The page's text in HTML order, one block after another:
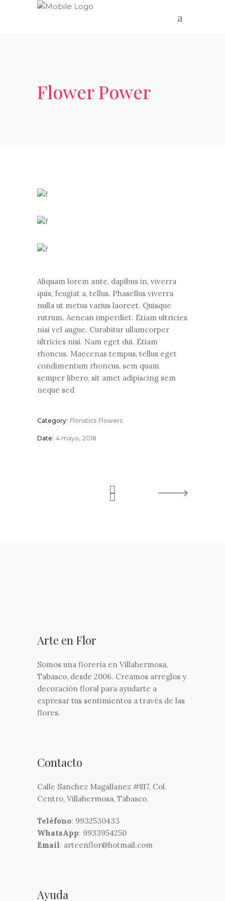
Flower Power
Aliquam lorem ante, dapibus in, viverra
quis, feugiat a, tellus. Phasellus viverra
nulla ut metus varius laoreet. Quisque
rutrum. Aenean imperdiet. Etiam ultricies
nisi vel augue. Curabitur ullamcorper
ultricies nisi. Nam eget dui. Etiam
rhoncus. Maecenas tempus, tellus eget
condimentum rhoncus, sem quam
semper libero, sit amet adipiscing sem
neque sed
Category: Floristics Flowers
Date: 4 mayo, 2018
Arte en Flor
Somos una florería en Villahermosa,
Tabasco, desde 2006. Creamos arreglos y
decoración floral para ayudarte a
expresar tus sentimientos a través de las
flores.
Contacto
Calle Sanchez Magallanez #817, Col.
Centro, Villahermosa, Tabasco.
Teléfono: 9932530433
WhatsApp: 9933954250
Email: arteenflor@hotmail.com
Ayuda